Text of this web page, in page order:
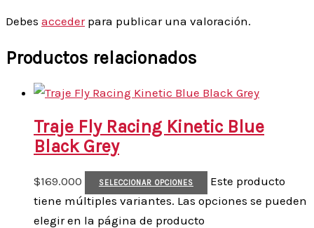
Debes accederpara publicar una valoración.
Productos relacionados
Traje Fly Racing Kinetic Blue
Black Grey
$169.000 SELECCIONAR OPCIONES
Este producto
tiene múltiples variantes. Las opciones se pueden
elegir en la página de producto